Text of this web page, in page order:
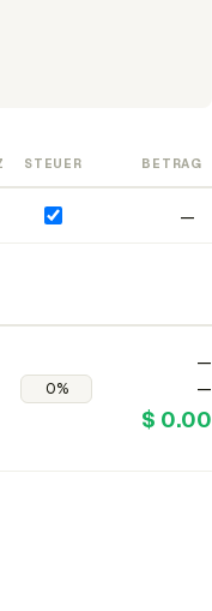
STEUER BETRAG
—
—
—
$ 0.00